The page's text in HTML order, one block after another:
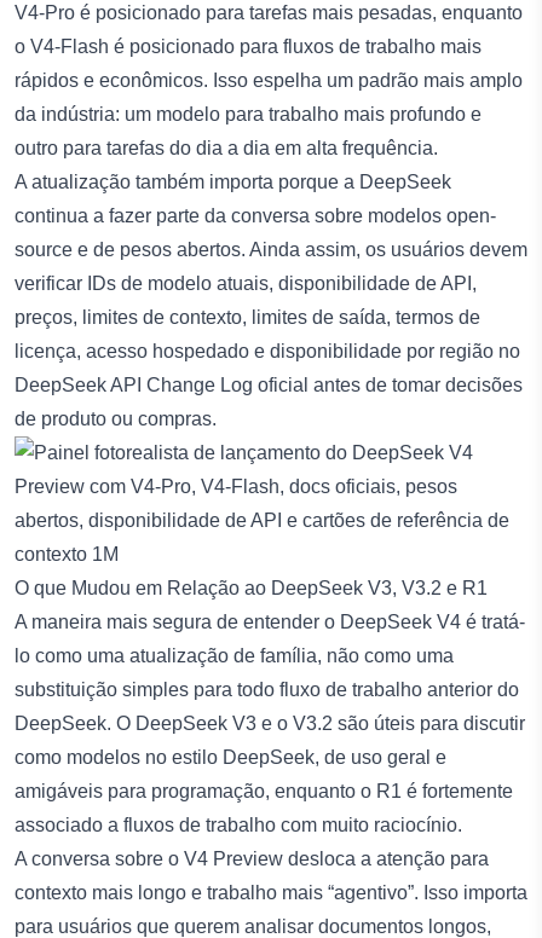
V4-Pro é posicionado para tarefas mais pesadas, enquanto
o V4-Flash é posicionado para fluxos de trabalho mais
rápidos e econômicos. Isso espelha um padrão mais amplo
da indústria: um modelo para trabalho mais profundo e
outro para tarefas do dia a dia em alta frequência.
A atualização também importa porque a DeepSeek
continua a fazer parte da conversa sobre modelos open-
source e de pesos abertos. Ainda assim, os usuários devem
verificar IDs de modelo atuais, disponibilidade de API,
preços, limites de contexto, limites de saída, termos de
licença, acesso hospedado e disponibilidade por região no
DeepSeek API Change Log oficial antes de tomar decisões
de produto ou compras.
O que Mudou em Relação ao DeepSeek V3, V3.2 e R1
A maneira mais segura de entender o DeepSeek V4 é tratá-
lo como uma atualização de família, não como uma
substituição simples para todo fluxo de trabalho anterior do
DeepSeek. O DeepSeek V3 e o V3.2 são úteis para discutir
como modelos no estilo DeepSeek, de uso geral e
amigáveis para programação, enquanto o R1 é fortemente
associado a fluxos de trabalho com muito raciocínio.
A conversa sobre o V4 Preview desloca a atenção para
contexto mais longo e trabalho mais “agentivo”. Isso importa
para usuários que querem analisar documentos longos,